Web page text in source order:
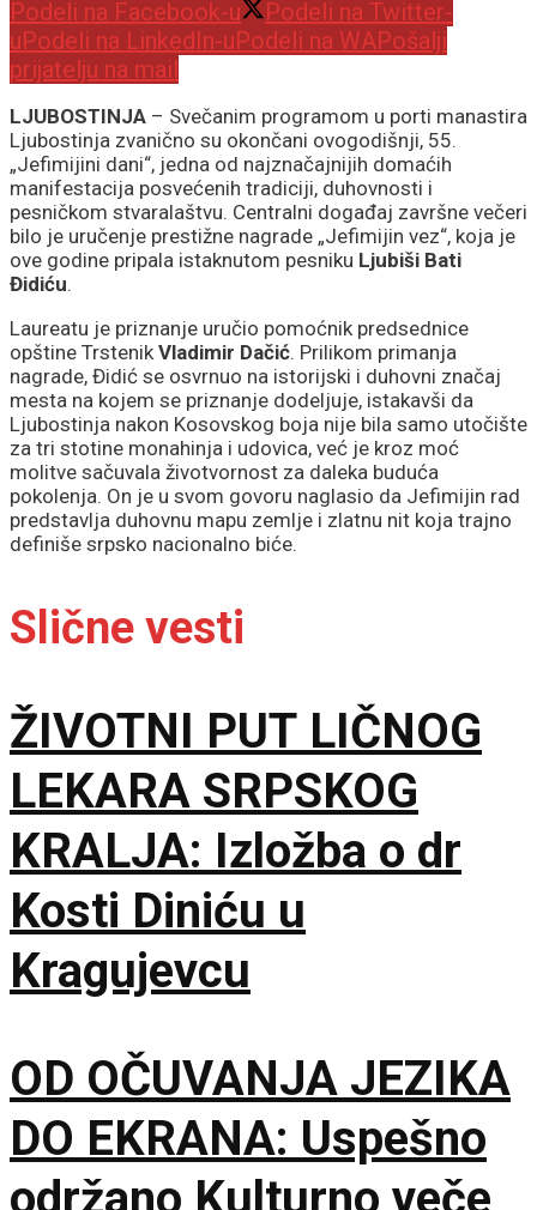
Podeli na Facebook-u
Podeli na Twitter-
u Podeli na LinkedIn-u Podeli na WAPošalji
prijatelju na mail
LJUBOSTINJA – Svečanim programom u porti manastira
Ljubostinja zvanično su okončani ovogodišnji, 55.
„Jefimijini dani“, jedna od najznačajnijih domaćih
manifestacija posvećenih tradiciji, duhovnosti i
pesničkom stvaralaštvu. Centralni događaj završne večeri
bilo je uručenje prestižne nagrade „Jefimijin vez“, koja je
ove godine pripala istaknutom pesniku Ljubiši Bati
Đidiću.
Laureatu je priznanje uručio pomoćnik predsednice
opštine Trstenik Vladimir Dačić. Prilikom primanja
nagrade, Đidić se osvrnuo na istorijski i duhovni značaj
mesta na kojem se priznanje dodeljuje, istakavši da
Ljubostinja nakon Kosovskog boja nije bila samo utočište
za tri stotine monahinja i udovica, već je kroz moć
molitve sačuvala životvornost za daleka buduća
pokolenja. On je u svom govoru naglasio da Jefimijin rad
predstavlja duhovnu mapu zemlje i zlatnu nit koja trajno
definiše srpsko nacionalno biće.
Slične vesti
ŽIVOTNI PUT LIČNOG
LEKARA SRPSKOG
KRALJA: Izložba o dr
Kosti Diniću u
Kragujevcu
OD OČUVANJA JEZIKA
DO EKRANA: Uspešno